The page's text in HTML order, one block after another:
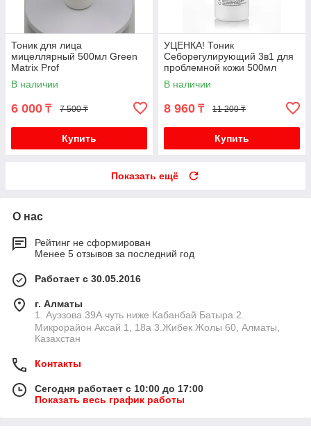
Тоник для лица
мицеллярный 500мл Green
Matrix Prof
В наличии
6 000 ₸ 7 500 ₸
Купить
УЦЕНКА! Тоник
Себорегулирующий 3в1 для
проблемной кожи 500мл
Green Matrix Prof
(повреждена упаковка)
В наличии
8 960 ₸ 11 200 ₸
Купить
Показать ещё
О нас
Рейтинг не сформирован
Менее 5 отзывов за последний год
Работает с 30.05.2016
г. Алматы
1. Ауэзова 39А чуть ниже Кабанбай Батыра ㅤㅤㅤㅤㅤㅤㅤㅤㅤㅤㅤㅤㅤㅤ2. ​
Микрорайон Аксай 1, 18а 3.Жибек Жолы 60, Алматы,
Казахстан
Контакты
Сегодня работает с 10:00 до 17:00
Показать весь график работы